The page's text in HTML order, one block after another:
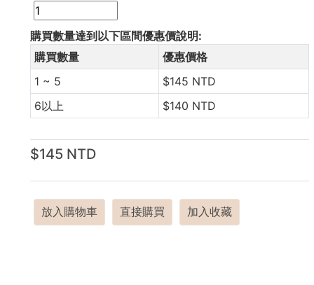
購買數量達到以下區間優惠價說明:
購買數量
優惠價格
1 ~ 5
$145 NTD
6以上
$140 NTD
$145 NTD
放入購物車 直接購買 加入收藏